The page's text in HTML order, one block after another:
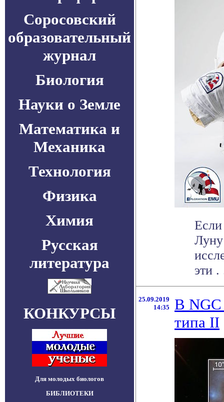
Соросовский
образовательный
журнал
Биология
Науки о Земле
Математика и
Механика
Технология
Физика
Химия
Русская
литература
КОНКУРСЫ
Для молодых биологов
БИБЛИОТЕКИ
Если
Луну
эти .
25.09.2019
14:35
В NGC
типа II